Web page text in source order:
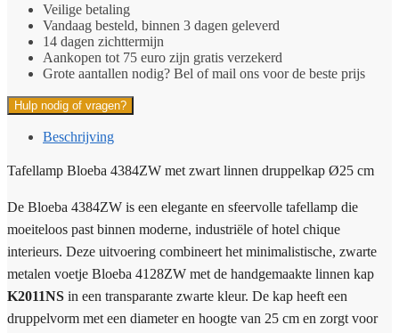
Veilige betaling
Vandaag besteld, binnen 3 dagen geleverd
14 dagen zichttermijn
Aankopen tot 75 euro zijn gratis verzekerd
Grote aantallen nodig? Bel of mail ons voor de beste prijs
Hulp nodig of vragen?
Beschrijving
Tafellamp Bloeba 4384ZW met zwart linnen druppelkap Ø25 cm
De Bloeba 4384ZW is een elegante en sfeervolle tafellamp die
moeiteloos past binnen moderne, industriële of hotel chique
interieurs. Deze uitvoering combineert het minimalistische, zwarte
metalen voetje Bloeba 4128ZW met de handgemaakte linnen kap
K2011NS in een transparante zwarte kleur. De kap heeft een
druppelvorm met een diameter en hoogte van 25 cm en zorgt voor